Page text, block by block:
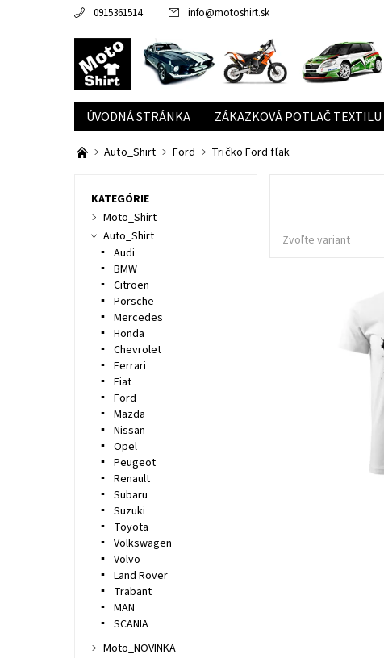
0915361514 info@motoshirt.sk
ÚVODNÁ STRÁNKA ZÁKAZKOVÁ POTLAČ TEXTILU
Auto_Shirt Ford Tričko Ford fľak
Zvoľte variant
KATEGÓRIE
Moto_Shirt
Auto_Shirt
Audi
BMW
Citroen
Porsche
Mercedes
Honda
Chevrolet
Ferrari
Fiat
Ford
Mazda
Nissan
Opel
Peugeot
Renault
Subaru
Suzuki
Toyota
Volkswagen
Volvo
Land Rover
Trabant
MAN
SCANIA
Moto_NOVINKA